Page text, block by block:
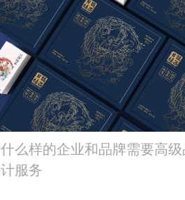
什么样的企业和品牌需要高
计服务